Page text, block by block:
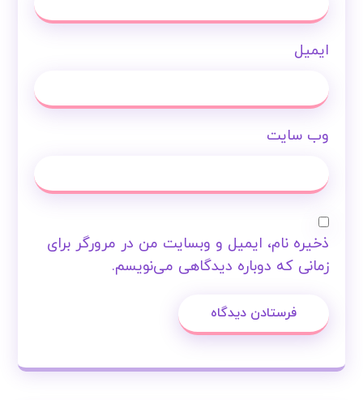
ایمیل
وب‌ سایت
ذخیره نام، ایمیل و وبسایت من در مرورگر برای
زمانی که دوباره دیدگاهی می‌نویسم.
فرستادن دیدگاه